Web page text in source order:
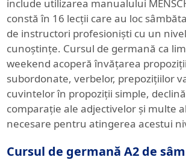
include utilizarea manualului
constă în 16 lecții care au loc
de instructori profesioniști cu un
cunoștințe. Cursul de germană ca
weekend acoperă învățarea
subordonate, verbelor, prepozițiilor
cuvintelor în propoziții simple,
comparație ale adjectivelor și multe
necesare pentru atingerea acestui
Cursul de germană A2 de